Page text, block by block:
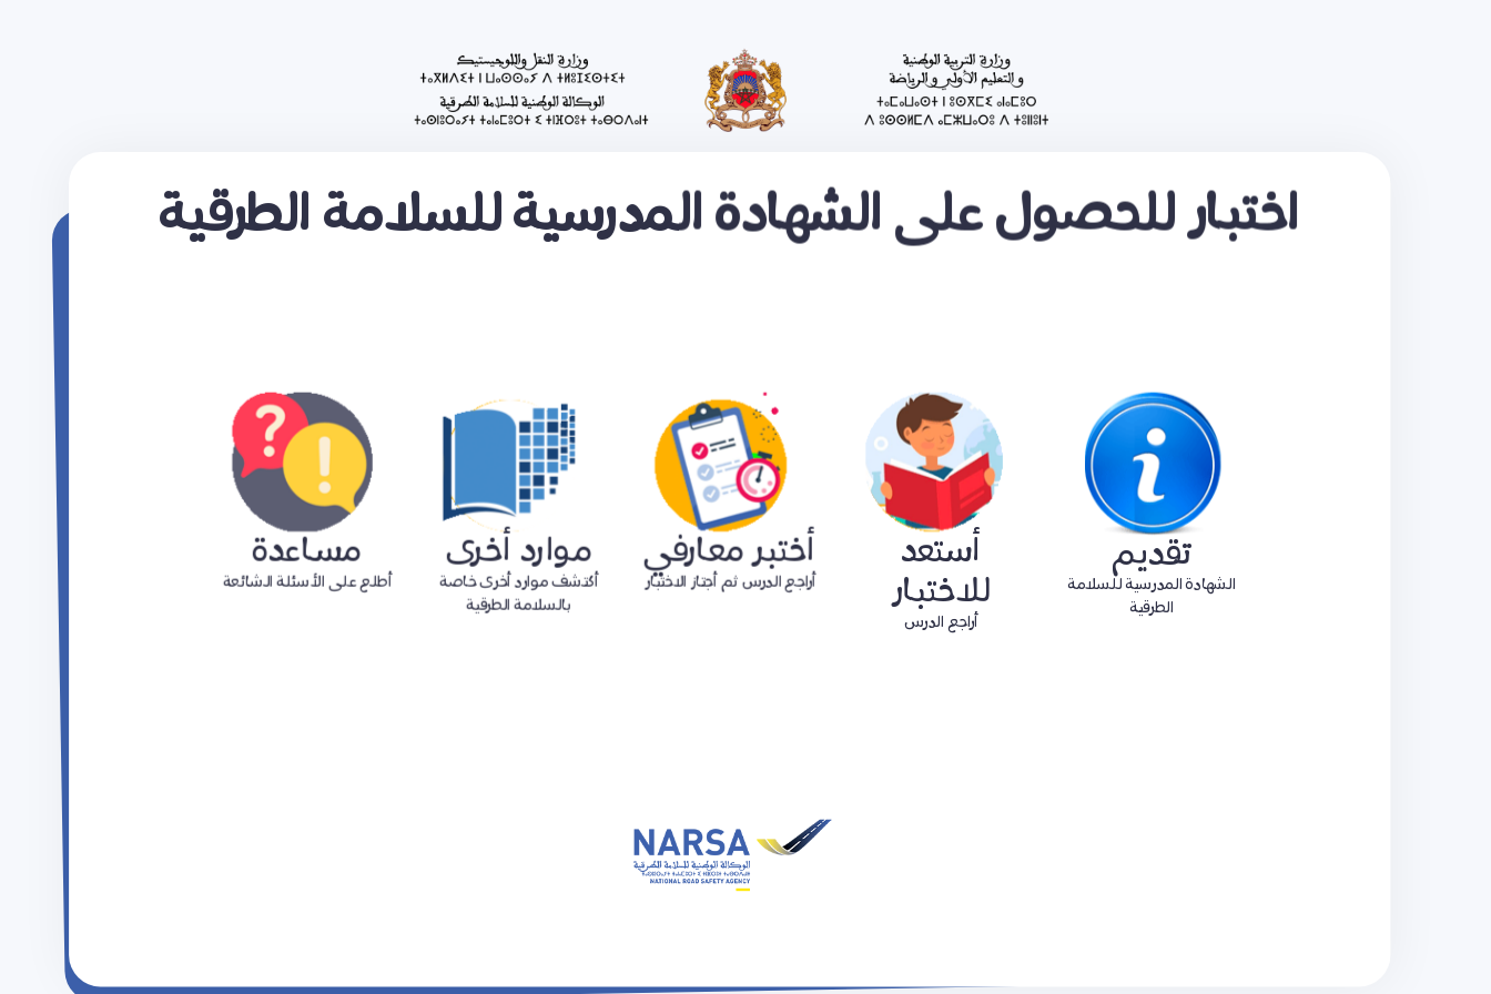
اختبار للحصول على الشهادة المدرسية للسلامة الطرقية
تقديم
الشهادة المدرسية للسلامة
الطرقية
أستعد
للاختبار
أراجع الدرس
أختبر معارفي
أراجع الدرس ثم أجتاز الاختبار
موارد أخرى
أكتشف موارد أخرى خاصة
بالسلامة الطرقية
مساعدة
أطلع على الأسئلة الشائعة